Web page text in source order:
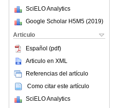
SciELO Analytics
Google Scholar H5M5 (2019)
Articulo
Español (pdf)
Articulo en XML
Referencias del artículo
Como citar este artículo
SciELO Analytics